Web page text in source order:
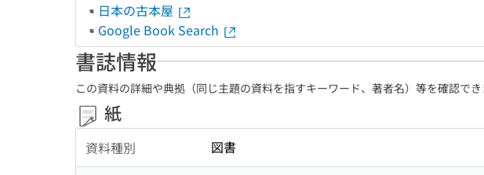
日本の古本屋
Google Book Search
書誌情報
この資料の詳細や典拠（同じ主題の資料を指すキーワード、著者名）等を確認でき
紙
資料種別 図書